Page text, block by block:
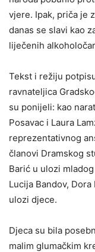
vjere. Ipak, priča je
danas se slavi kao
liječenih
Tekst i režiju
ravnateljica
su ponijeli: kao
Posavac i Laura
reprezentativnog
članovi Dramskog
Barić u ulozi
Lucija Bandov,
ulozi djece.
Djeca su bila
malim glumačkim